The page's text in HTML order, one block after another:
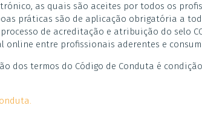
as quais são aceites por todos os
práticas são de aplicação obrigatória a
de acreditação e atribuição do selo
online entre profissionais aderentes e
dos termos do Código de Conduta é